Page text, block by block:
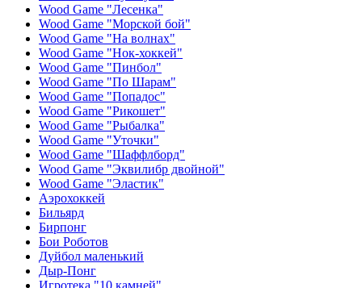
Wood Game "Лесенка"
Wood Game "Морской бой"
Wood Game "На волнах"
Wood Game "Нок-хоккей"
Wood Game "Пинбол"
Wood Game "По Шарам"
Wood Game "Попадос"
Wood Game "Рикошет"
Wood Game "Рыбалка"
Wood Game "Уточки"
Wood Game "Шаффлборд"
Wood Game "Эквилибр двойной"
Wood Game "Эластик"
Аэрохоккей
Бильярд
Бирпонг
Бои Роботов
Дуйбол маленький
Дыр-Понг
Игротека "10 камней"